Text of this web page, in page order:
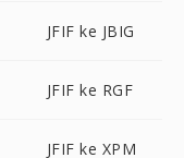
JFIF ke JBIG
JFIF ke RGF
JFIF ke XPM